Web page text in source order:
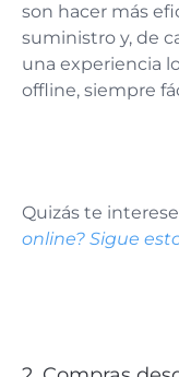
son hacer más
suministro y, de
una experiencia
offline, siempre
Quizás te
online? Sigue